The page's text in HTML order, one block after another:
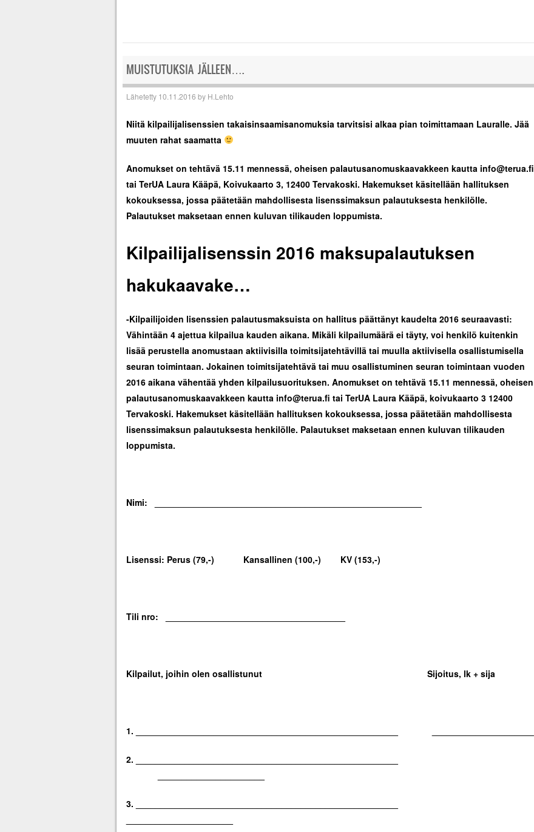
MUISTUTUKSIA JÄLLEEN….
Lähetetty 10.11.2016 by H.Lehto
Niitä kilpailijalisenssien takaisinsaamisanomuksia tarvitsisi alkaa pian toimittamaan Lauralle. Jää
muuten rahat saamatta
Anomukset on tehtävä 15.11 mennessä, oheisen palautusanomuskaavakkeen kautta info@terua.fi
tai TerUA Laura Kääpä, Koivukaarto 3, 12400 Tervakoski. Hakemukset käsitellään hallituksen
kokouksessa, jossa päätetään mahdollisesta lisenssimaksun palautuksesta henkilölle.
Palautukset maksetaan ennen kuluvan tilikauden loppumista.
Kilpailijalisenssin 2016 maksupalautuksen
hakukaavake…
-Kilpailijoiden lisenssien palautusmaksuista on hallitus päättänyt kaudelta 2016 seuraavasti:
Vähintään 4 ajettua kilpailua kauden aikana. Mikäli kilpailumäärä ei täyty, voi henkilö kuitenkin
lisää perustella anomustaan aktiivisilla toimitsijatehtävillä tai muulla aktiivisella osallistumisella
seuran toimintaan. Jokainen toimitsijatehtävä tai muu osallistuminen seuran toimintaan vuoden
2016 aikana vähentää yhden kilpailusuorituksen. Anomukset on tehtävä 15.11 mennessä, oheisen
palautusanomuskaavakkeen kautta info@terua.fi tai TerUA Laura Kääpä, koivukaarto 3 12400
Tervakoski. Hakemukset käsitellään hallituksen kokouksessa, jossa päätetään mahdollisesta
lisenssimaksun palautuksesta henkilölle. Palautukset maksetaan ennen kuluvan tilikauden
loppumista.
Nimi: _______________________________________________________
Lisenssi: Perus (79,-) Kansallinen (100,-) KV (153,-)
Tili nro: _____________________________________
Kilpailut, joihin olen osallistunut Sijoitus, lk + sija
1. ______________________________________________________ _____________________
2. ______________________________________________________
3. ______________________________________________________